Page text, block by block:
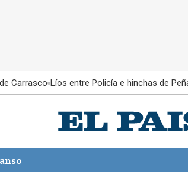
Carrasco Líos entre Policía e hinchas de